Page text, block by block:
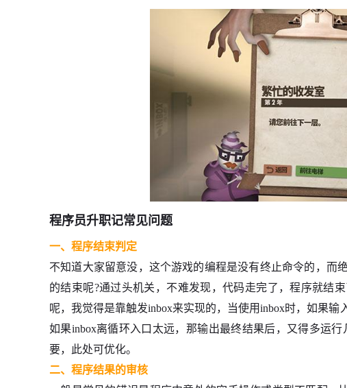
程序员升职记常见问题
一、程序结束判定
不知道大家留意没，这个游戏的编程是没有终止命令的，而
的结束呢?通过头机关，不难发现，代码走完了，程序就结
呢，我觉得是靠触发inbox来实现的，当使用inbox时，如果输
如果inbox离循环入口太远，那输出最终结果后，又得多运
要，此处可优化。
二、程序结果的审核